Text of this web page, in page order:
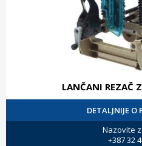
LANČANI REZAČ
DETALJNIJE O
Nazovite
+387 32